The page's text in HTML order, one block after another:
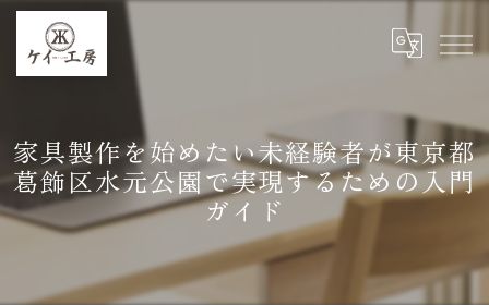
家具製作を始めたい未経験者が東京都
葛飾区水元公園で実現するための入門
ガイド